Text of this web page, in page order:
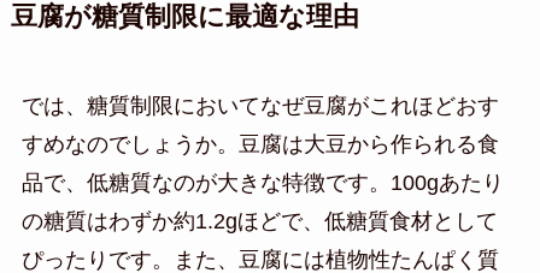
豆腐が糖質制限に最適な理由
では、糖質制限においてなぜ豆腐がこれほどおす
すめなのでしょうか。豆腐は大豆から作られる食
品で、低糖質なのが大きな特徴です。100gあたり
の糖質はわずか約1.2gほどで、低糖質食材として
ぴったりです。また、豆腐には植物性たんぱく質